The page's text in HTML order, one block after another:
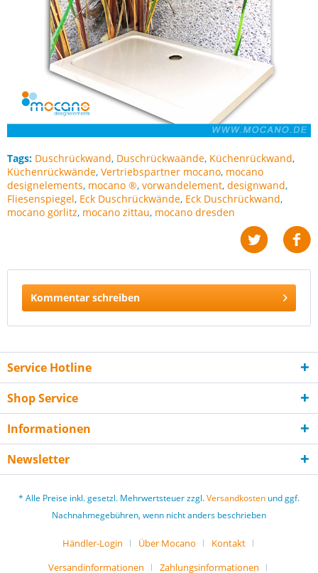
Tags: Duschrückwand, Duschrückwaände, Küchenrückwand,
Küchenrückwände, Vertriebspartner mocano, mocano
designelements, mocano ®, vorwandelement, designwand,
Fliesenspiegel, Eck Duschrückwände, Eck Duschrückwand,
mocano görlitz, mocano zittau, mocano dresden
Kommentar schreiben
Service Hotline
Shop Service
Informationen
Newsletter
* Alle Preise inkl. gesetzl. Mehrwertsteuer zzgl.Versandkosten und ggf.
Nachnahmegebühren, wenn nicht anders beschrieben
Händler-Login Über Mocano
Kontakt
Versandinformationen
Zahlungsinformationen